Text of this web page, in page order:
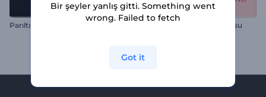
Parıltılı Akışkan Logo Gösterimi Maha Shivratri Tebrik Videosu
Bir şeyler yanlış gitti. Something went
wrong. Failed to fetch
Got it